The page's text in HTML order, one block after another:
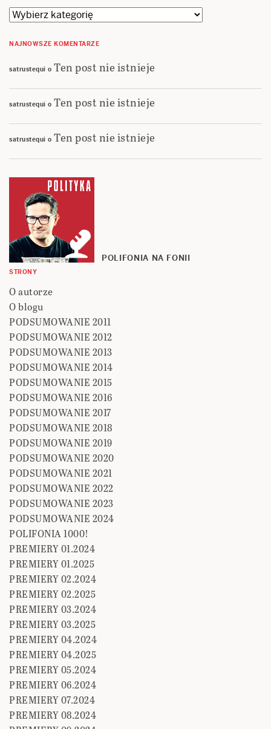
Kategorie
NAJNOWSZE KOMENTARZE
satrustequi o Ten post nie istnieje
satrustequi o Ten post nie istnieje
satrustequi o Ten post nie istnieje
POLIFONIA NA FONII
STRONY
O autorze
O blogu
PODSUMOWANIE 2011
PODSUMOWANIE 2012
PODSUMOWANIE 2013
PODSUMOWANIE 2014
PODSUMOWANIE 2015
PODSUMOWANIE 2016
PODSUMOWANIE 2017
PODSUMOWANIE 2018
PODSUMOWANIE 2019
PODSUMOWANIE 2020
PODSUMOWANIE 2021
PODSUMOWANIE 2022
PODSUMOWANIE 2023
PODSUMOWANIE 2024
POLIFONIA 1000!
PREMIERY 01.2024
PREMIERY 01.2025
PREMIERY 02.2024
PREMIERY 02.2025
PREMIERY 03.2024
PREMIERY 03.2025
PREMIERY 04.2024
PREMIERY 04.2025
PREMIERY 05.2024
PREMIERY 06.2024
PREMIERY 07.2024
PREMIERY 08.2024